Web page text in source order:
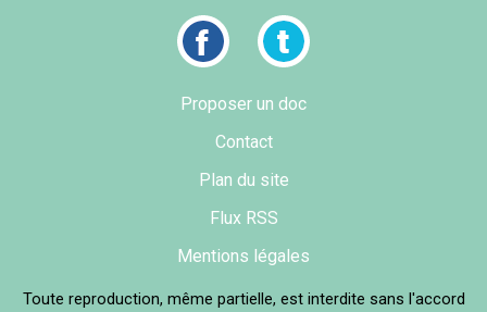
Proposer un doc
Contact
Plan du site
Flux RSS
Mentions légales
Toute reproduction, même partielle, est interdite sans l'accord